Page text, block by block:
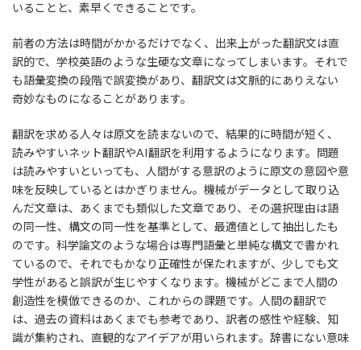
いることと、素早くできることです。
前者の方法は時間がかかるだけでなく、出来上がった翻訳文は直
訳的で、学校英語のような生硬な文章になってしまいます。それで
も語彙変換の段階で誤変換があり、翻訳文は文脈的にありえない
奇妙なものになることがあります。
翻訳を求める人々は原文を読まないので、結果的に時間が短く、
読みやすいネット翻訳やAI翻訳を利用するようになります。問題
は読みやすいといっても、人間がする意訳のように原文の意図や意
味を反映しているとはかぎりません。機械がデータとして取り込
んだ文章は、あくまでも類似した文章であり、その選択理由は語
の同一性、構文の同一性を基準として、最適値として抽出したも
のです。科学論文のような場合は専門語彙と単純な構文で書かれ
ているので、それでもかなり正確性が保たれますが、少しでも文
学性があると誤訳が生じやすくなります。機械がどこまで人間の
創造性を模倣できるのか、これからの課題です。人間の翻訳で
は、過去の資料はあくまでも参考であり、訳者の感性や経験、知
識が集約され、直観的なアイデアが用いられます。辞書にない意味